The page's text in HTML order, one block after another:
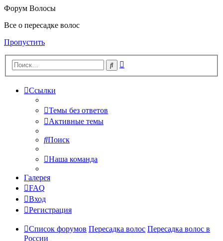
Форум Волосы
Все о пересадке волос
Пропустить
Поиск
Ссылки
Темы без ответов
Активные темы
Поиск
Наша команда
Галерея
FAQ
Вход
Регистрация
Список форумов Пересадка волос Пересадка волос в
России